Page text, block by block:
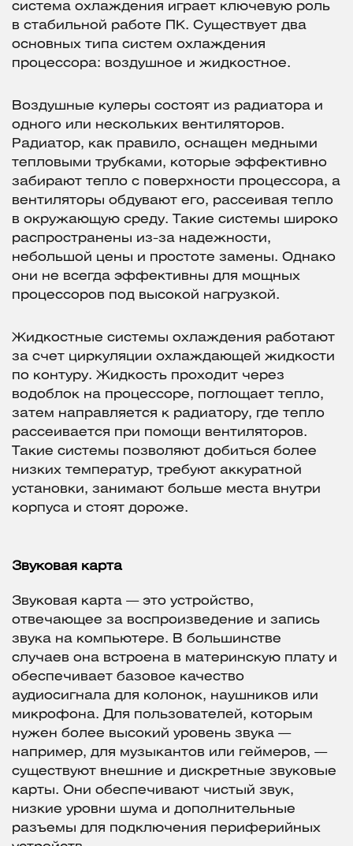
система охлаждения играет ключевую роль
в стабильной работе ПК. Существует два
основных типа систем охлаждения
процессора: воздушное и жидкостное.
Воздушные кулеры состоят из радиатора и
одного или нескольких вентиляторов.
Радиатор, как правило, оснащен медными
тепловыми трубками, которые эффективно
забирают тепло с поверхности процессора, а
вентиляторы обдувают его, рассеивая тепло
в окружающую среду. Такие системы широко
распространены из-за надежности,
небольшой цены и простоте замены. Однако
они не всегда эффективны для мощных
процессоров под высокой нагрузкой.
Жидкостные системы охлаждения работают
за счет циркуляции охлаждающей жидкости
по контуру. Жидкость проходит через
водоблок на процессоре, поглощает тепло,
затем направляется к радиатору, где тепло
рассеивается при помощи вентиляторов.
Такие системы позволяют добиться более
низких температур, требуют аккуратной
установки, занимают больше места внутри
корпуса и стоят дороже.
Звуковая карта
Звуковая карта — это устройство,
отвечающее за воспроизведение и запись
звука на компьютере. В большинстве
случаев она встроена в материнскую плату и
обеспечивает базовое качество
аудиосигнала для колонок, наушников или
микрофона. Для пользователей, которым
нужен более высокий уровень звука —
например, для музыкантов или геймеров, —
существуют внешние и дискретные звуковые
карты. Они обеспечивают чистый звук,
низкие уровни шума и дополнительные
разъемы для подключения периферийных